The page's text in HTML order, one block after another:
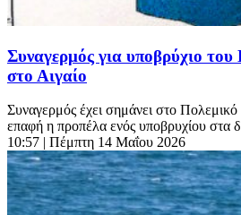
Συναγερμός για υποβρύχιο
στο Αιγαίο
Συναγερμός έχει σημάνει στο
επαφή η προπέλα ενός υποβρυχίου στα
10:57 | Πέμπτη 14 Μαΐου 2026